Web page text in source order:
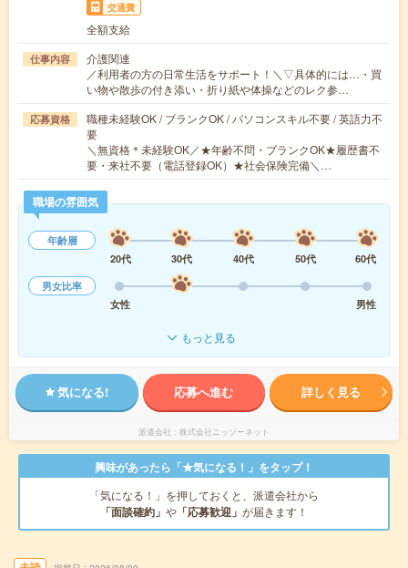
交通費
全額支給
仕事内容
介護関連
／利用者の方の日常生活をサポート！＼▽具体的には…・買
い物や散歩の付き添い・折り紙や体操などのレク参…
応募資格
職種未経験OK / ブランクOK / パソコンスキル不要 / 英語力不
要
＼無資格＊未経験OK／★年齢不問・ブランクOK★履歴書不
要・来社不要（電話登録OK）★社会保険完備＼…
職場の雰囲気
年齢層
20代
30代 40代 50代
60代
男女比率
女性
男性
もっと見る
気になる! 応募へ進む 詳しく見る
派遣会社 株式会社ニッソーネット
興味があったら「★気になる！」をタップ！
「気になる！」を押しておくと、派遣会社から
「面談確約」 や 「応募歓迎」 が届きます！